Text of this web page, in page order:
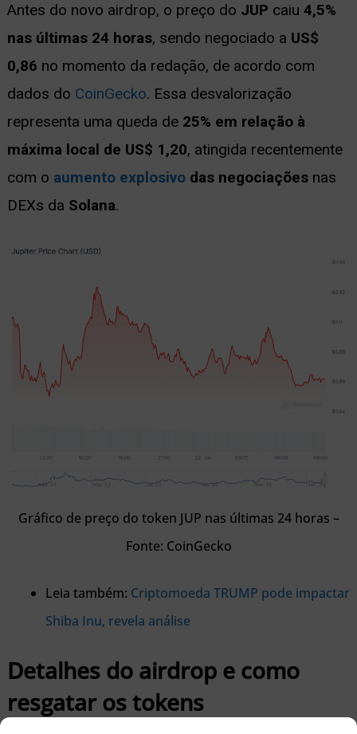
Antes do novo airdrop, o preço do JUP caiu 4,5%
nas últimas 24 horas, sendo negociado a US$
0,86 no momento da redação, de acordo com
dados do CoinGecko. Essa desvalorização
representa uma queda de 25% em relação à
máxima local de US$ 1,20, atingida recentemente
com o aumento explosivodas negociaçõesnas
DEXs da Solana.
Gráfico de preço do token JUP nas últimas 24 horas –
Fonte: CoinGecko
Leia também: Criptomoeda TRUMP pode impactar
Shiba Inu, revela análise
Detalhes do airdrop e como
resgatar os tokens